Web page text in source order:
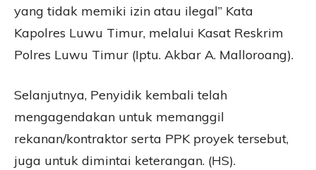
yang tidak memiki izin atau ilegal” Kata
Kapolres Luwu Timur, melalui Kasat Reskrim
Polres Luwu Timur (Iptu. Akbar A. Malloroang).
Selanjutnya, Penyidik kembali telah
mengagendakan untuk memanggil
rekanan/kontraktor serta PPK proyek tersebut,
juga untuk dimintai keterangan. (HS).